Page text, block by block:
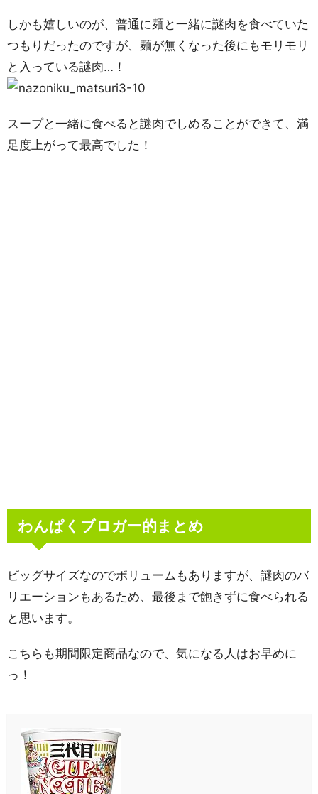
しかも嬉しいのが、普通に麺と一緒に謎肉を食べていた
つもりだったのですが、麺が無くなった後にもモリモリ
と入っている謎肉…！
スープと一緒に食べると謎肉でしめることができて、満
足度上がって最高でした！
わんぱくブロガー的まとめ
ビッグサイズなのでボリュームもありますが、謎肉のバ
リエーションもあるため、最後まで飽きずに食べられる
と思います。
こちらも期間限定商品なので、気になる人はお早めに
っ！